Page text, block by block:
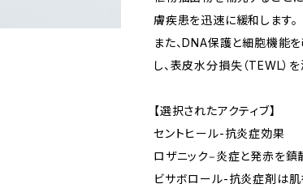
膚疾患を迅速に緩和します。
また、DNA保護と細胞機能
し、表⽪⽔分損失（TEWL）
【選択されたアクティブ】
セントヒール-抗炎症効果
ロザニック‒炎症と発⾚を鎮
ビサボロール-抗炎症剤は肌